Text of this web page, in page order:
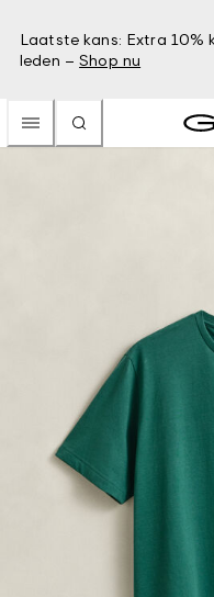
Laatste kans: Extra 10%
leden – Shop nu